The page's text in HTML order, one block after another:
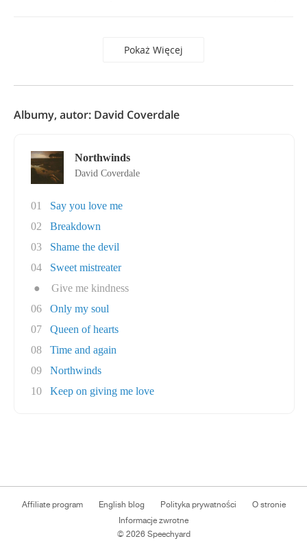
Pokaż Więcej
Albumy, autor: David Coverdale
Northwinds
David Coverdale
01
Say you love me
02
Breakdown
03
Shame the devil
04
Sweet mistreater
●
Give me kindness
06
Only my soul
07
Queen of hearts
08
Time and again
09
Northwinds
10
Keep on giving me love
Affiliate program English blog Polityka prywatności
O stronie
Informacje zwrotne
© 2026 Speechyard